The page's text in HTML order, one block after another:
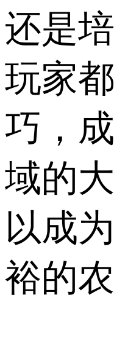
还是
玩家
巧，
域的
以成
裕的